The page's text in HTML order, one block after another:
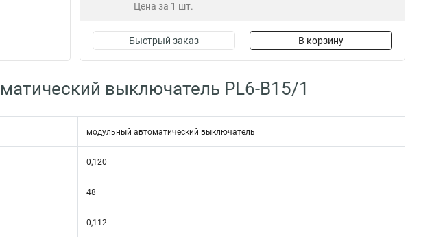
Цена за 1 шт.
Быстрый заказ В корзину
выключатель PL6-B15/1
модульный автоматический выключатель
0,120
48
0,112